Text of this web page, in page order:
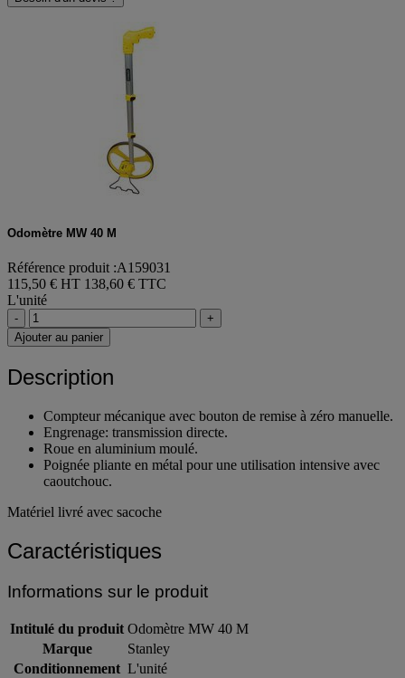
Odomètre MW 40 M
Référence produit :A159031
115,50 € HT 138,60 € TTC
L'unité
-
+
Ajouter au panier
Description
Compteur mécanique avec bouton de remise à zéro manuelle.
Engrenage: transmission directe.
Roue en aluminium moulé.
Poignée pliante en métal pour une utilisation intensive avec
caoutchouc.
Matériel livré avec sacoche
Caractéristiques
Informations sur le produit
Intitulé du produit Odomètre MW 40 M
Marque
Stanley
Conditionnement L'unité